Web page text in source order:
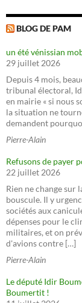
BLOG DE PAM
un été vénissian
29 juillet 2026
Depuis 4 mois,
tribunal électoral,
en mairie « si nous
la situation ne
demandent
Pierre-Alain
Refusons de payer
22 juillet 2026
Rien ne change sur
bouscule. Il y
sociétés aux
dépenses pour le
militaires, et on
d'avions contre […]
Pierre-Alain
Le député Idir
Boumertit !